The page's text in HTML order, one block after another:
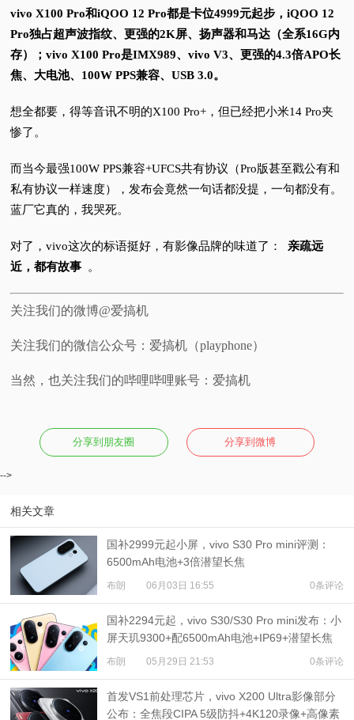
vivo X100 Pro和iQOO 12 Pro都是卡位4999元起步，iQOO 12
Pro独占超声波指纹、更强的2K屏、扬声器和马达（全系16G内
存）；vivo X100 Pro是IMX989、vivo V3、更强的4.3倍APO长
焦、大电池、100W PPS兼容、USB 3.0。
想全都要，得等音讯不明的X100 Pro+，但已经把小米14 Pro夹
惨了。
而当今最强100W PPS兼容+UFCS共有协议（Pro版甚至戳公有和
私有协议一样速度），发布会竟然一句话都没提，一句都没有。
蓝厂它真的，我哭死。
对了，vivo这次的标语挺好，有影像品牌的味道了：
亲疏远
近，都有故事
。
关注我们的微博@爱搞机
关注我们的微信公众号：爱搞机（playphone）
当然，也关注我们的哔哩哔哩账号：爱搞机
分享到朋友圈 分享到微博
-->
相关文章
国补2999元起小屏，vivo S30 Pro mini评测：
6500mAh电池+3倍潜望长焦
布朗 06月03日 16:55 0条评论
国补2294元起，vivo S30/S30 Pro mini发布：小
屏天玑9300+配6500mAh电池+IP69+潜望长焦
布朗 05月29日 21:53 0条评论
首发VS1前处理芯片，vivo X200 Ultra影像部分
公布：全焦段CIPA 5级防抖+4K120录像+高像素